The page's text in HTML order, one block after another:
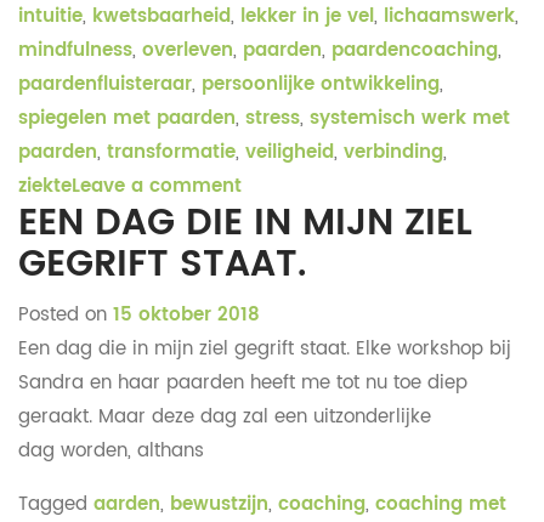
intuitie, kwetsbaarheid, lekker in je vel, lichaamswerk,
mindfulness, overleven, paarden, paardencoaching,
paardenfluisteraar, persoonlijke ontwikkeling,
spiegelen met paarden, stress, systemisch werk met
paarden, transformatie, veiligheid, verbinding,
ziekteLeave a comment
EEN DAG DIE IN MIJN ZIEL
GEGRIFT STAAT.
Posted on 15 oktober 2018
Een dag die in mijn ziel gegrift staat. Elke workshop bij
Sandra en haar paarden heeft me tot nu toe diep
geraakt. Maar deze dag zal een uitzonderlijke
dag worden, althans
Tagged aarden, bewustzijn, coaching, coaching met